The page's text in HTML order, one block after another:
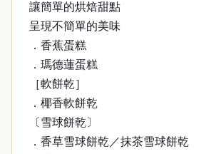
讓簡單的烘焙甜點
呈現不簡單的美味
．香蕉蛋糕
．瑪德蓮蛋糕
［軟餅乾］
．椰香軟餅乾
〔雪球餅乾〕
．香草雪球餅乾／抹茶雪球餅乾